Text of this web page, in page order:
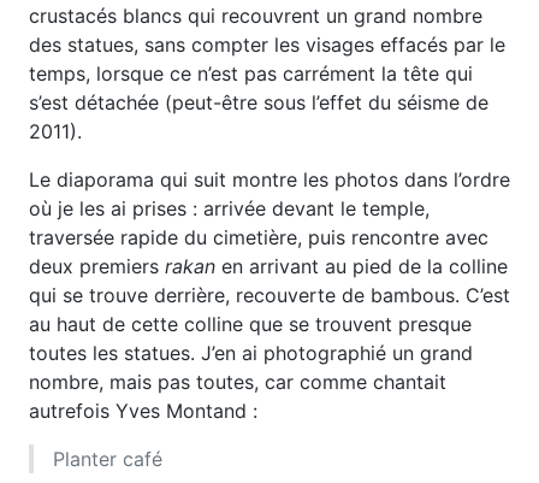
crustacés blancs qui recouvrent un grand nombre
des statues, sans compter les visages effacés par le
temps, lorsque ce n’est pas carrément la tête qui
s’est détachée (peut-être sous l’effet du séisme de
2011).
Le diaporama qui suit montre les photos dans l’ordre
où je les ai prises : arrivée devant le temple,
traversée rapide du cimetière, puis rencontre avec
deux premiers rakan en arrivant au pied de la colline
qui se trouve derrière, recouverte de bambous. C’est
au haut de cette colline que se trouvent presque
toutes les statues. J’en ai photographié un grand
nombre, mais pas toutes, car comme chantait
autrefois Yves Montand :
Planter café